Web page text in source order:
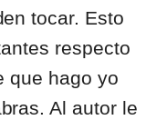
tocar. Esto
respecto
que hago yo
Al autor le